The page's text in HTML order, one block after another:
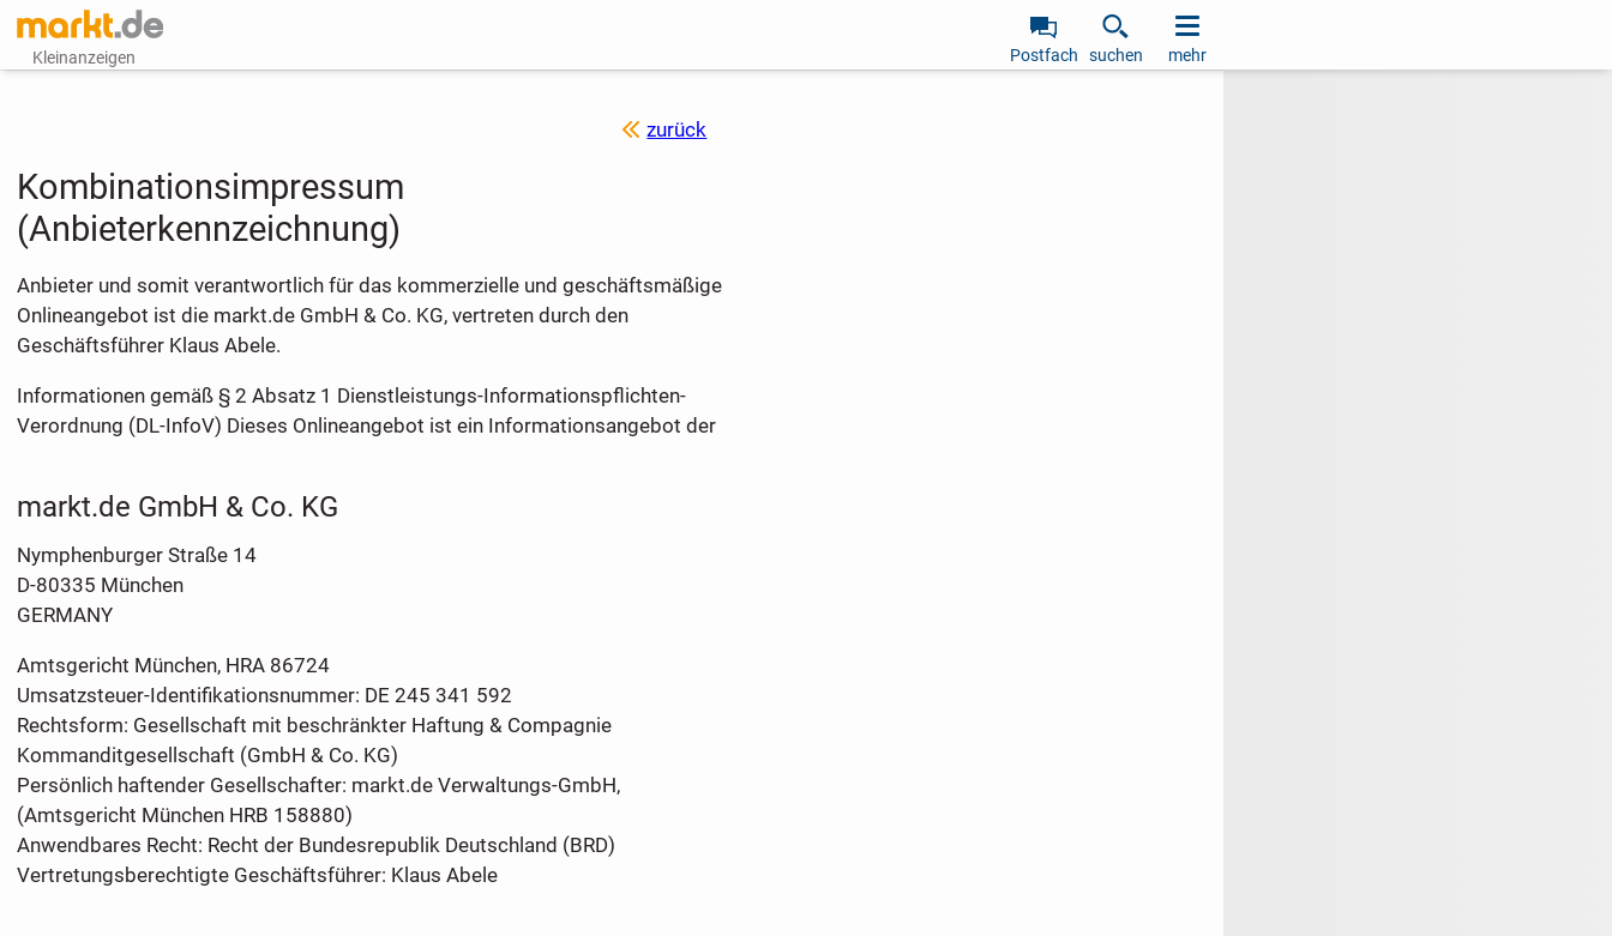
Kleinanzeigen Postfach suchen mehr
zurück
Kombinationsimpressum
(Anbieterkennzeichnung)
Anbieter und somit verantwortlich für das kommerzielle und geschäftsmäßige
Onlineangebot ist die markt.de GmbH & Co. KG, vertreten durch den
Geschäftsführer Klaus Abele.
Informationen gemäß § 2 Absatz 1 Dienstleistungs-Informationspflichten-
Verordnung (DL-InfoV) Dieses Onlineangebot ist ein Informationsangebot der
markt.de GmbH & Co. KG
Nymphenburger Straße 14
D-80335 München
GERMANY
Amtsgericht München, HRA 86724
Umsatzsteuer-Identifikationsnummer: DE 245 341 592
Rechtsform: Gesellschaft mit beschränkter Haftung & Compagnie
Kommanditgesellschaft (GmbH & Co. KG)
Persönlich haftender Gesellschafter: markt.de Verwaltungs-GmbH,
(Amtsgericht München HRB 158880)
Anwendbares Recht: Recht der Bundesrepublik Deutschland (BRD)
Vertretungsberechtigte Geschäftsführer: Klaus Abele